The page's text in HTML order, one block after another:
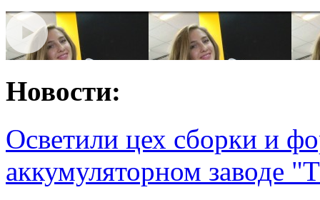
Новости:
Осветили цех сборки и
аккумуляторном заводе